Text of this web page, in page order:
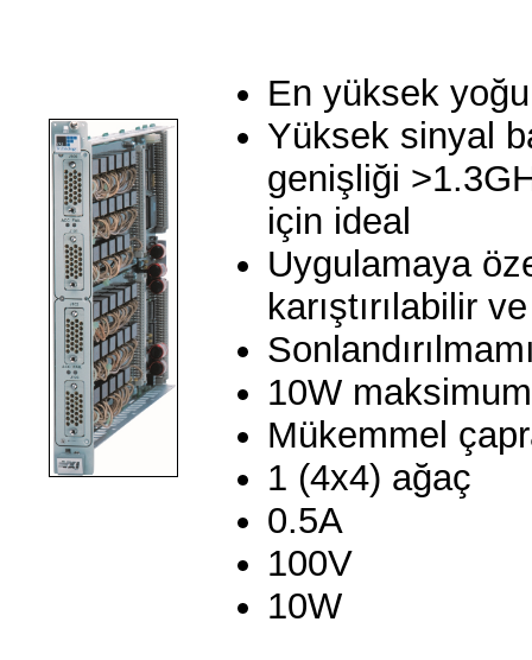
En yüksek
Yüksek sinyal
genişliği
için ideal
Uygulamaya
karıştırılabilir
10W
Mükemmel
1 (4x4) ağaç
0.5A
100V
10W